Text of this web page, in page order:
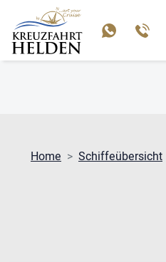
Home Schiffeübersicht